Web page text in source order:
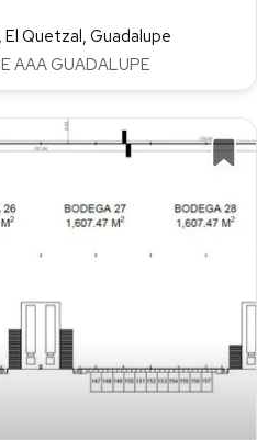
El Quetzal, Guadalupe
AAA GUADALUPE